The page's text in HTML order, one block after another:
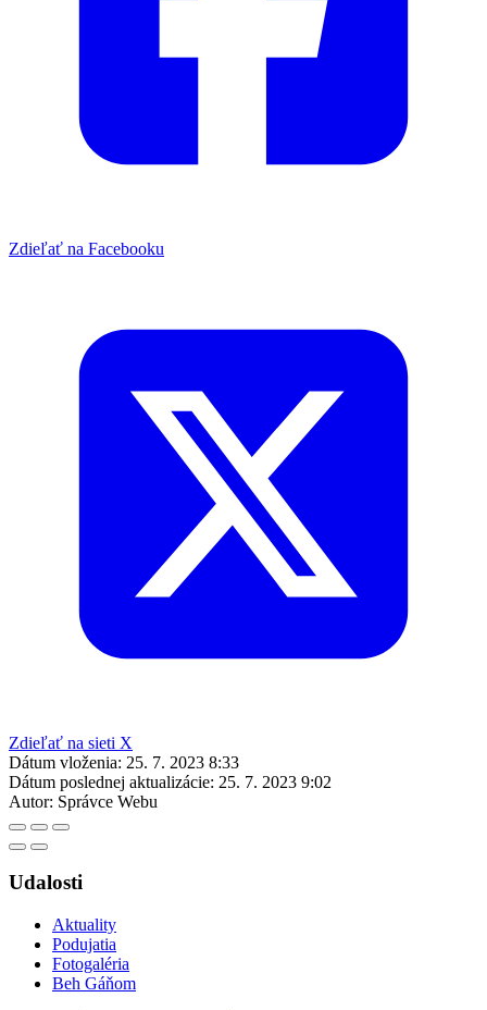
Zdieľať na Facebooku
Zdieľať na sieti X
Dátum vloženia: 25. 7. 2023 8:33
Dátum poslednej aktualizácie: 25. 7. 2023 9:02
Autor: Správce Webu
Udalosti
Aktuality
Podujatia
Fotogaléria
Beh Gáňom